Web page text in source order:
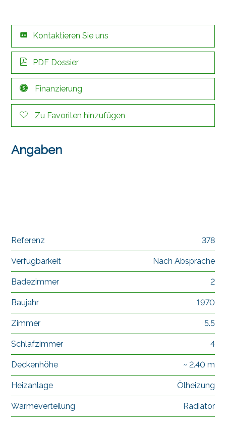
Kontaktieren Sie uns
PDF Dossier
Finanzierung
Zu Favoriten hinzufügen
Angaben
Referenz 378
Verfügbarkeit Nach Absprache
Badezimmer 2
Baujahr 1970
Zimmer 5.5
Schlafzimmer 4
Deckenhöhe ~ 2.40 m
Heizanlage Ölheizung
Wärmeverteilung Radiator